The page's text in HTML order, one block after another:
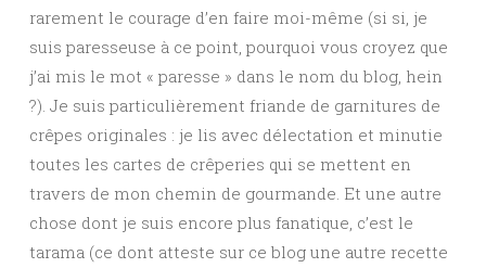
rarement le courage d’en faire moi-même (si si, je
suis paresseuse à ce point, pourquoi vous croyez que
j’ai mis le mot « paresse » dans le nom du blog, hein
?). Je suis particulièrement friande de garnitures de
crêpes originales : je lis avec délectation et minutie
toutes les cartes de crêperies qui se mettent en
travers de mon chemin de gourmande. Et une autre
chose dont je suis encore plus fanatique, c’est le
tarama (ce dont atteste sur ce blog une autre recette